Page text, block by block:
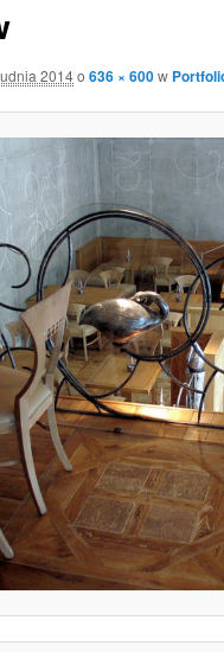
2014o636 × 600w